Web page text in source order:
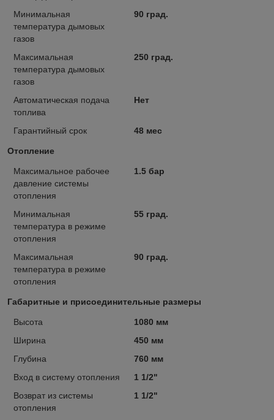
Минимальная
температура дымовых
газов
90 град.
Максимальная
температура дымовых
газов
250 град.
Автоматическая подача
топлива
Нет
Гарантийный срок 48 мес
Отопление
Максимальное рабочее
давление системы
отопления
1.5 бар
Минимальная
температура в режиме
отопления
55 град.
Максимальная
температура в режиме
отопления
90 град.
Габаритные и присоединительные размеры
Высота
1080 мм
Ширина
450 мм
Глубина
760 мм
Вход в систему отопления
1 1/2"
Возврат из системы
отопления
1 1/2"